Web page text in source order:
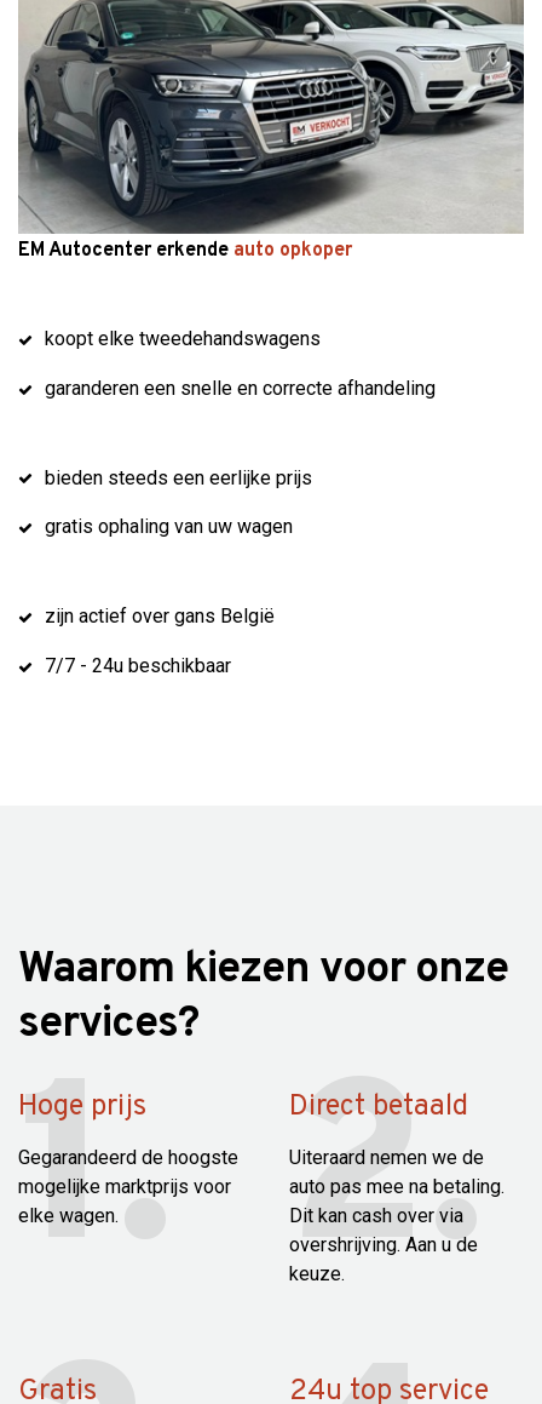
EM Autocenter erkende auto opkoper
koopt elke tweedehandswagens
garanderen een snelle en correcte afhandeling
bieden steeds een eerlijke prijs
gratis ophaling van uw wagen
zijn actief over gans België
7/7 - 24u beschikbaar
Waarom kiezen voor onze
services?
Hoge prijs
Gegarandeerd de hoogste
mogelijke marktprijs voor
elke wagen.
Direct betaald
Uiteraard nemen we de
auto pas mee na betaling.
Dit kan cash over via
overshrijving. Aan u de
keuze.
Gratis 24u top service